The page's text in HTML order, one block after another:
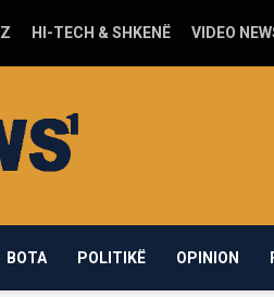
HI-TECH & SHKENË VIDEO
BOTA POLITIKË OPINION